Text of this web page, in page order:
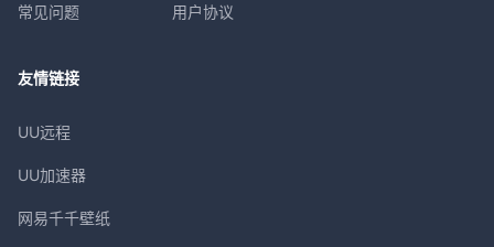
常见问题 用户协议
友情链接
UU远程
UU加速器
网易千千壁纸